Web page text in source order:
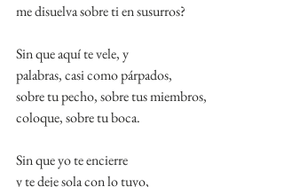
me disuelva sobre ti en susurros?
Sin que aquí te vele, y
palabras, casi como párpados,
sobre tu pecho, sobre tus miembros,
coloque, sobre tu boca.
Sin que yo te encierre
y te deje sola con lo tuyo,